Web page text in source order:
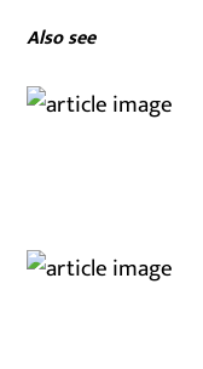
Also see